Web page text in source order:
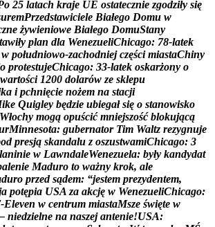
o 25 latach kraje UE ostatecznie zgodziły się
uremPrzedstawiciele Białego Domu w
zne żywieniowe Białego DomuStany
tawiły plan dla WenezueliChicago: 78-latek
w południowo-zachodniej części miastaChiny
o protestujeChicago: 33-latek oskarżony o
wartości 1200 dolarów ze sklepu
ka i pchnięcie nożem na stacji
ike Quigley będzie ubiegał się o stanowisko
Włochy mogą opuścić mniejszość blokującą
rMinnesota: gubernator Tim Waltz rezygnuje
od presją skandalu z oszustwamiChicago: 3
laninie w LawndaleWenezuela: były kandydat
alenie Maduro to ważny krok, ale
duro przed sądem: “jestem prezydentem,
a potępia USA za akcję w WenezueliChicago:
-Eleven w centrum miastaMsze święte w
– niedzielne na naszej antenie!USA: